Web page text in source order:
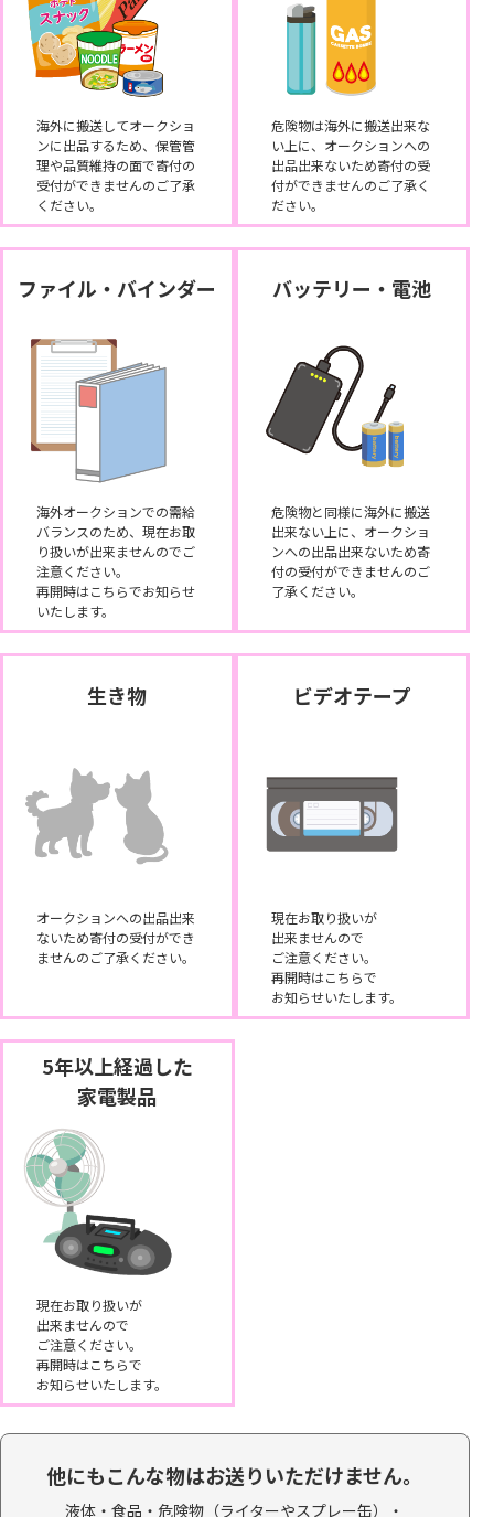
海外に搬送してオークショ
ンに出品するため、保管管
理や品質維持の面で寄付の
受付ができませんのご了承
ください。
危険物は海外に搬送出来な
い上に、オークションへの
出品出来ないため寄付の受
付ができませんのご了承く
ださい。
ファイル・バインダー
海外オークションでの需給
バランスのため、現在お取
り扱いが出来ませんのでご
注意ください。
再開時はこちらでお知らせ
いたします。
バッテリー・電池
危険物と同様に海外に搬送
出来ない上に、オークショ
ンへの出品出来ないため寄
付の受付ができませんのご
了承ください。
生き物
オークションへの出品出来
ないため寄付の受付ができ
ませんのご了承ください。
ビデオテープ
現在お取り扱いが
出来ませんので
ご注意ください。
再開時はこちらで
お知らせいたします。
5年以上経過した
家電製品
現在お取り扱いが
出来ませんので
ご注意ください。
再開時はこちらで
お知らせいたします。
他にもこんな物はお送りいただけません。
液体・食品・ 危険物（ライターやスプレー缶）・